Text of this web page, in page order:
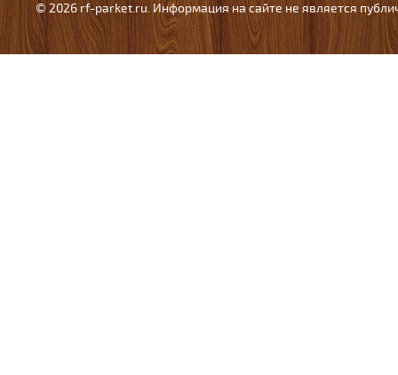
© 2026 rf-parket.ru. Информация на сайте не является